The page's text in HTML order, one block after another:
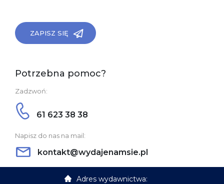
ZAPISZ SIĘ
Potrzebna pomoc?
Zadzwoń:
61 623 38 38
Napisz do nas na mail:
kontakt@wydajenamsie.pl
Adres wydawnictwa: